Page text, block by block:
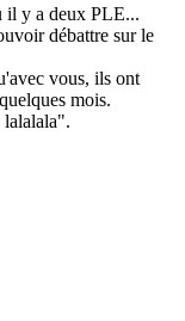
il y a deux PLE...
débattre sur le
vous, ils ont
mois.
lalalala".